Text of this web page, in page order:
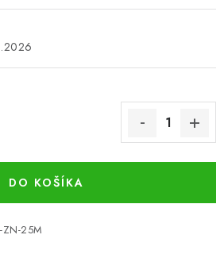
DO KOŠÍKA
ZN-25M